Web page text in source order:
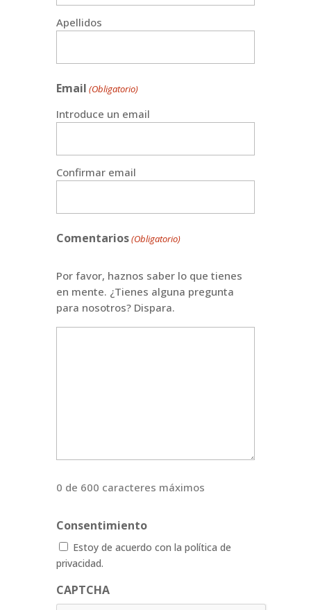
Apellidos
Email (Obligatorio)
Introduce un email
Confirmar email
Comentarios(Obligatorio)
Por favor, haznos saber lo que tienes
en mente. ¿Tienes alguna pregunta
para nosotros? Dispara.
0 de 600 caracteres máximos
Consentimiento
Estoy de acuerdo con la política de
privacidad.
CAPTCHA